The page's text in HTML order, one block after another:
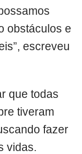
obstáculos e
escreveu
que todas
tiveram
fazer
vidas.